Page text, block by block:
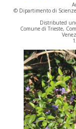
© Dipartimento di
Distributed
Comune di Trieste,